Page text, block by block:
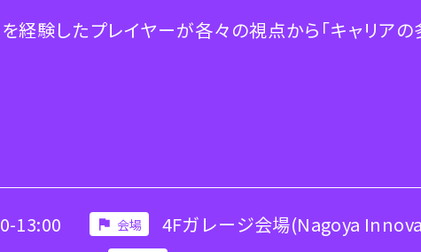
経験したプレイヤーが各々の視点から「キャリアの
13:00 会場 4Fガレージ会場(Nagoya